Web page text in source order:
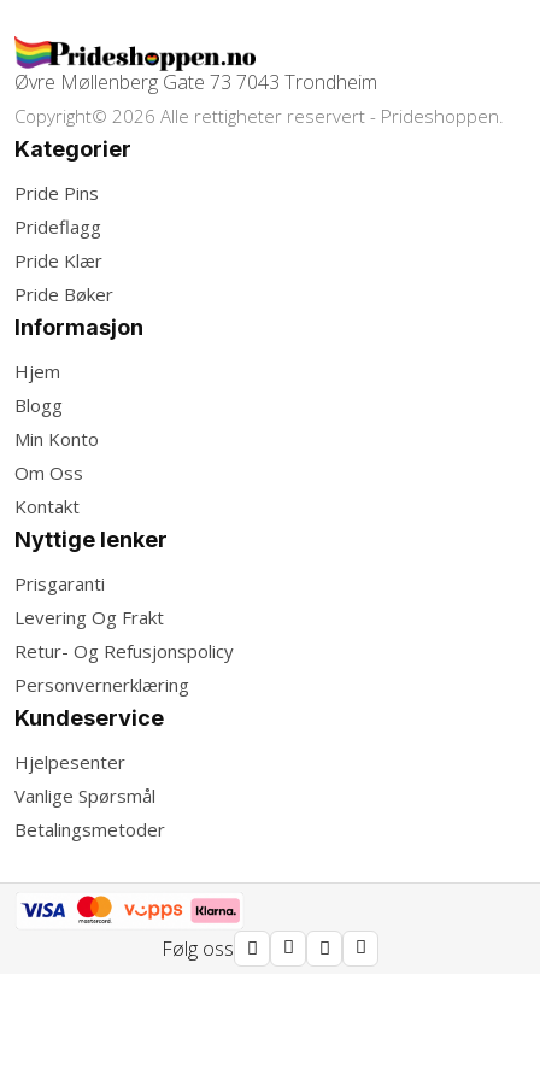
Øvre Møllenberg Gate 73 7043 Trondheim
Copyright© 2026 Alle rettigheter reservert - Prideshoppen.
Kategorier
Pride Pins
Prideflagg
Pride Klær
Pride Bøker
Informasjon
Hjem
Blogg
Min Konto
Om Oss
Kontakt
Nyttige lenker
Prisgaranti
Levering Og Frakt
Retur- Og Refusjonspolicy
Personvernerklæring
Kundeservice
Hjelpesenter
Vanlige Spørsmål
Betalingsmetoder
Følg oss